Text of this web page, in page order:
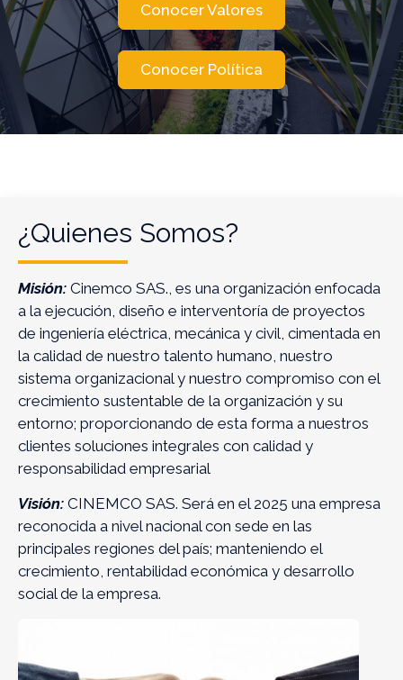
Conocer Valores
Conocer Política
¿Quienes Somos?
Misión: Cinemco SAS., es una organización enfocada
a la ejecución, diseño e interventoría de proyectos
de ingeniería eléctrica, mecánica y civil, cimentada en
la calidad de nuestro talento humano, nuestro
sistema organizacional y nuestro compromiso con el
crecimiento sustentable de la organización y su
entorno; proporcionando de esta forma a nuestros
clientes soluciones integrales con calidad y
responsabilidad empresarial
Visión: CINEMCO SAS. Será en el 2025 una empresa
reconocida a nivel nacional con sede en las
principales regiones del país; manteniendo el
crecimiento, rentabilidad económica y desarrollo
social de la empresa.